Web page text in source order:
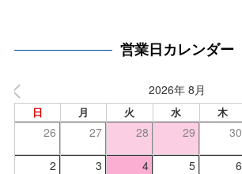
営業日カレンダー
2026年 8月
日 月 火 水 木
26 27 28 29 30
2 3 4 5 6